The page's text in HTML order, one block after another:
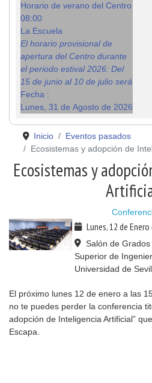
Horario de verano del Centro
08:00
La Escuela
El horario provisional de
apertura del Centro durante
el periodo estival 2026: Del
15 de junio al 10 de julio será
Fecha :
Lunes, 31 de Agosto de 2026
Inicio
Eventos pasados
Ecosistemas y adopción de
Ecosistemas y
Lunes, 12 de
Salón de Grados
Superior de
Universidad de
El próximo lunes 12 de enero a las
no te puedes perder la conferencia
adopción de Inteligencia Artificial”
Escapa.